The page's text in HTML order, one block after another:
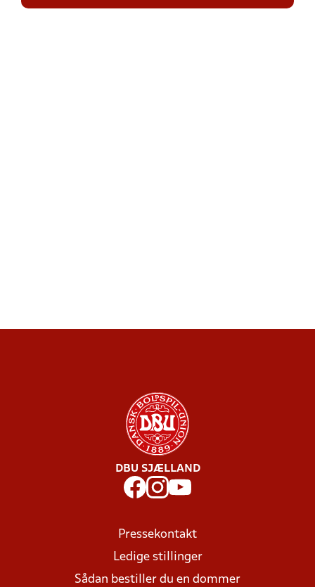
DBU SJÆLLAND
Pressekontakt
Ledige stillinger
Sådan bestiller du en dommer